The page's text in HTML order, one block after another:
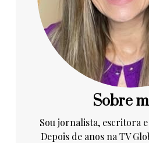
Sobre
Sou jornalista, escritora
Depois de anos na TV